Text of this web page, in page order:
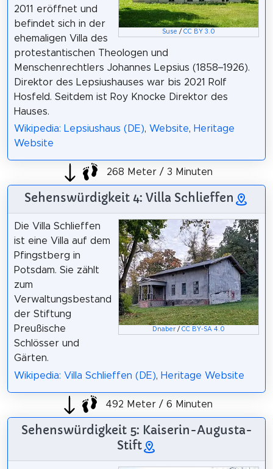
Suse /CC BY 3.0
2011 eröffnet und
befindet sich in der
ehemaligen Villa des
protestantischen Theologen und
Menschenrechtlers Johannes Lepsius (1858–1926).
Direktor des Lepsiushauses war bis 2021 Rolf
Hosfeld. Seitdem ist Roy Knocke Direktor des
Hauses.
Wikipedia: Lepsiushaus (DE), Website, Heritage
Website
268 Meter / 3 Minuten
Sehenswürdigkeit 4: Villa Schlieffen
Dnaber /CC BY-SA 4.0
Die Villa Schlieffen
ist eine Villa auf dem
Pfingstberg in
Potsdam. Sie zählt
zum
Verwaltungsbestand
der Stiftung
Preußische
Schlösser und
Gärten.
Wikipedia: Villa Schlieffen (DE), Heritage Website
492 Meter / 6 Minuten
Sehenswürdigkeit 5: Kaiserin-Augusta-
Stift